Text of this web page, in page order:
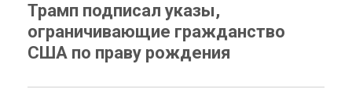
Трамп подписал указы,
ограничивающие гражданство
США по праву рождения